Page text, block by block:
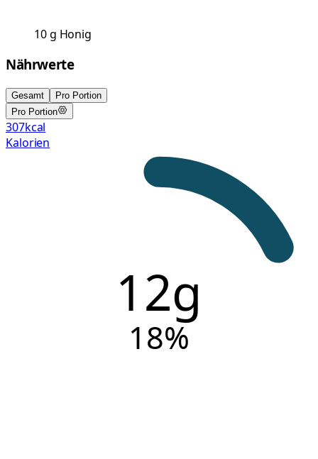
10g Honig
Nährwerte
Gesamt
Pro Portion
Pro Portion
307kcal
Kalorien
12g
18%